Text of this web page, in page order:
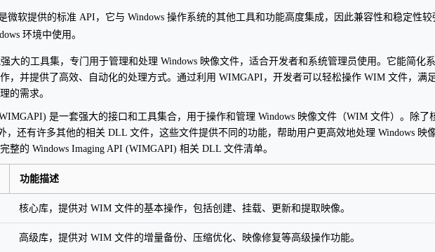
微软提供的标准 API，它与 Windows 操作系统的其他工具和功能高度集成，因此兼容性和稳定性较
环境中使用。
大的工具集，专门用于管理和处理 Windows 映像文件，适合开发者和系统管理员使用。它能简化
，并提供了高效、自动化的处理方式。通过利用 WIMGAPI，开发者可以轻松操作 WIM 文件，满
的需求。
是一套强大的接口和工具集合，用于操作和管理 Windows 映像文件（WIM 文件）。除了
，还有许多其他的相关 DLL 文件，这些文件提供不同的功能，帮助用户更高效地处理 Windows 映
整的 Windows Imaging API (WIMGAPI) 相关 DLL 文件清单。
功能描述
核心库，提供对 WIM 文件的基本操作，包括创建、挂载、更新和提取映像。
高级库，提供对 WIM 文件的增量备份、压缩优化、映像修复等高级操作功能。